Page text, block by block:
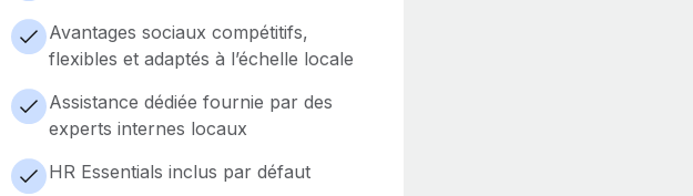
Avantages sociaux compétitifs,
flexibles et adaptés à l’échelle locale
Assistance dédiée fournie par des
experts internes locaux
HR Essentials inclus par défaut